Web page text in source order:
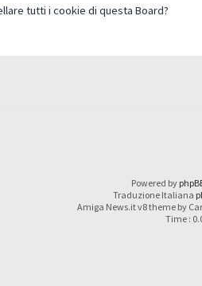
tutti i cookie di questa Board?
Powered by
Traduzione Italiana
Amiga News.it v8 theme by
Time :